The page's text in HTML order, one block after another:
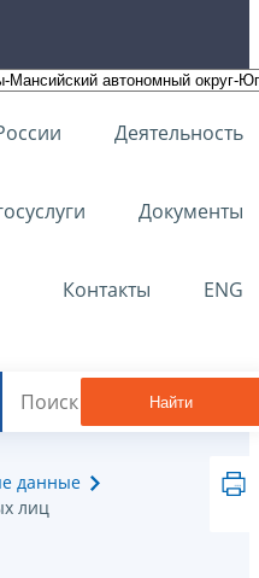
Деятельность
Документы
Контакты ENG
Найти
данные
лиц